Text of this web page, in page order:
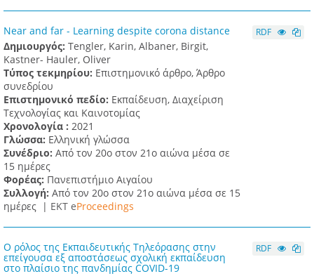
Near and far - Learning despite corona distance
Δημιουργός: Tengler, Karin, Albaner, Birgit,
Kastner- Hauler, Oliver
Τύπος τεκμηρίου: Επιστημονικό άρθρο, Άρθρο
συνεδρίου
Επιστημονικό πεδίο: Εκπαίδευση, Διαχείριση
Τεχνολογίας και Καινοτομίας
Χρονολογία : 2021
Γλώσσα: Ελληνική γλώσσα
Συνέδριο: Από τον 20ο στον 21ο αιώνα μέσα σε
15 ημέρες
Φορέας: Πανεπιστήμιο Αιγαίου
Συλλογή: Από τον 20ο στον 21ο αιώνα μέσα σε 15
ημέρες | ΕΚΤ eProceedings
RDF
Ο ρόλος της Εκπαιδευτικής Τηλεόρασης στην
επείγουσα εξ αποστάσεως σχολική εκπαίδευση
στο πλαίσιο της πανδημίας COVID-19
RDF